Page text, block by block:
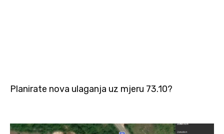
Planirate nova ulaganja uz mjeru 73.10?